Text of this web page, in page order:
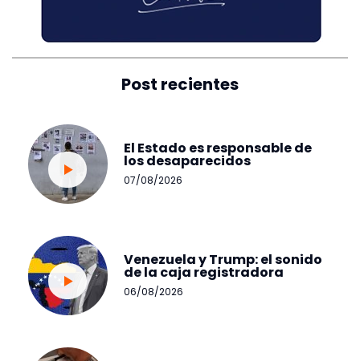
Post recientes
El Estado es responsable de
los desaparecidos
07/08/2026
Venezuela y Trump: el sonido
de la caja registradora
06/08/2026